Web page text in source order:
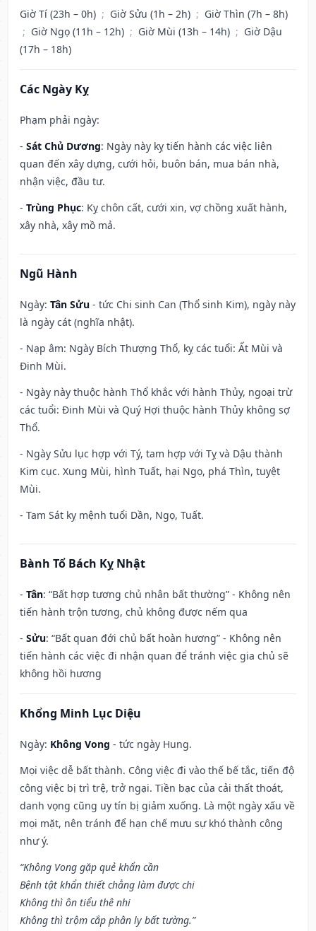
Giờ Tí (23h – 0h) ; Giờ Sửu (1h – 2h) ; Giờ Thìn (7h – 8h)
; Giờ Ngọ (11h – 12h) ; Giờ Mùi (13h – 14h) ; Giờ Dậu
(17h – 18h)
Các Ngày Kỵ
Phạm phải ngày:
- Sát Chủ Dương: Ngày này kỵ tiến hành các việc liên
quan đến xây dựng, cưới hỏi, buôn bán, mua bán nhà,
nhận việc, đầu tư.
- Trùng Phục: Kỵ chôn cất, cưới xin, vợ chồng xuất hành,
xây nhà, xây mồ mả.
Ngũ Hành
Ngày: Tân Sửu - tức Chi sinh Can (Thổ sinh Kim), ngày này
là ngày cát (nghĩa nhật).
- Nạp âm: Ngày Bích Thượng Thổ, kỵ các tuổi: Ất Mùi và
Đinh Mùi.
- Ngày này thuộc hành Thổ khắc với hành Thủy, ngoại trừ
các tuổi: Đinh Mùi và Quý Hợi thuộc hành Thủy không sợ
Thổ.
- Ngày Sửu lục hợp với Tý, tam hợp với Tỵ và Dậu thành
Kim cục. Xung Mùi, hình Tuất, hại Ngọ, phá Thìn, tuyệt
Mùi.
- Tam Sát kỵ mệnh tuổi Dần, Ngọ, Tuất.
Bành Tổ Bách Kỵ Nhật
- Tân: “Bất hợp tương chủ nhân bất thường” - Không nên
tiến hành trộn tương, chủ không được nếm qua
- Sửu: “Bất quan đới chủ bất hoàn hương” - Không nên
tiến hành các việc đi nhận quan để tránh việc gia chủ sẽ
không hồi hương
Khổng Minh Lục Diệu
Ngày: Không Vong - tức ngày Hung.
Mọi việc dễ bất thành. Công việc đi vào thế bế tắc, tiến độ
công việc bị trì trệ, trở ngại. Tiền bạc của cải thất thoát,
danh vọng cũng uy tín bị giảm xuống. Là một ngày xấu về
mọi mặt, nên tránh để hạn chế mưu sự khó thành công
như ý.
“Không Vong gặp quẻ khẩn cần
Bệnh tật khẩn thiết chẳng làm được chi
Không thì ôn tiểu thê nhi
Không thì trộm cắp phân ly bất tường.”